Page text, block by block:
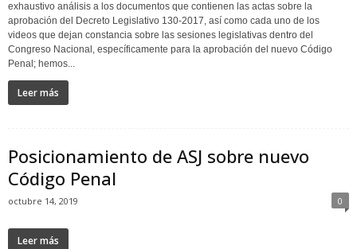
exhaustivo análisis a los documentos que contienen las actas sobre la
aprobación del Decreto Legislativo 130-2017, así como cada uno de los
videos que dejan constancia sobre las sesiones legislativas dentro del
Congreso Nacional, específicamente para la aprobación del nuevo Código
Penal; hemos...
Leer más
Posicionamiento de ASJ sobre nuevo
Código Penal
octubre 14, 2019 0
Leer más